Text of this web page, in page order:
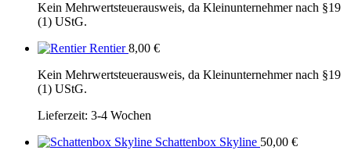
Kein Mehrwertsteuerausweis, da Kleinunternehmer nach §19
(1) UStG.
Rentier8,00 €
Kein Mehrwertsteuerausweis, da Kleinunternehmer nach §19
(1) UStG.
Lieferzeit: 3-4 Wochen
Schattenbox Skyline 50,00 €